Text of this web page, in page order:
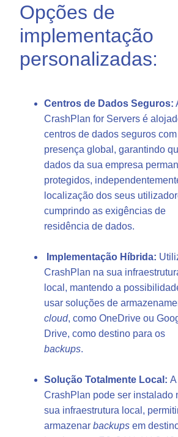
Opções de
implementação
personalizadas:
Centros de Dados Seguros:
CrashPlan for Servers é
centros de dados seguros
presença global, garantindo
dados da sua empresa
protegidos,
localização dos seus
cumprindo as exigências de
residência de dados.
Implementação Híbrida:
CrashPlan na sua
local, mantendo a
usar soluções de
cloud, como OneDrive ou
Drive, como destino para os
backups.
Solução Totalmente Local: A
CrashPlan pode ser instalado
sua infraestrutura local,
armazenar backups em